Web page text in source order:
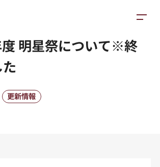
明星祭について※終
更新情報